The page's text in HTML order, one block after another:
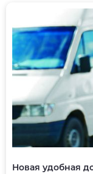
Новая удобная